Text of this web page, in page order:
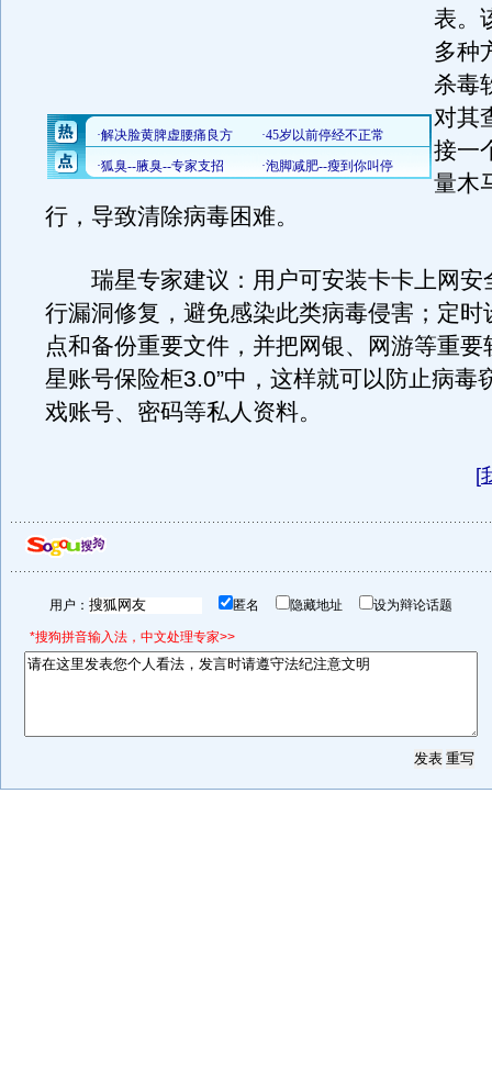
表。
多种
杀毒
对其
接一
量木
行，导致清除病毒困难。
瑞星专家建议：用户可安装卡卡上网安
行漏洞修复，避免感染此类病毒侵害；定时
点和备份重要文件，并把网银、网游等重要
星账号保险柜3.0”中，这样就可以防止病毒
戏账号、密码等私人资料。
[
用户： 匿名 隐藏地址 设为辩论话题
*搜狗拼音输入法，中文处理专家>>